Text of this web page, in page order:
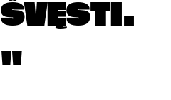
ŠVĘSTI.